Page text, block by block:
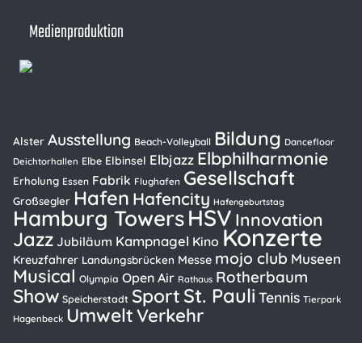
Medienproduktion
Alster Ausstellung Beach-Volleyball Bildung Dancefloor
Deichtorhallen Elbe Elbinsel Elbjazz Elbphilharmonie
Erholung Essen Fabrik Flughafen Gesellschaft
Großsegler Hafen Hafencity Hafengeburtstag
Hamburg TowersHSV Innovation
Jazz Jubiläum Kampnagel Kino Konzerte
Kreuzfahrer Landungsbrücken Messe mojo club Museen
Musical Olympia Open Air Rathaus Rotherbaum
Show Speicherstadt Sport St. Pauli Tennis Tierpark
Hagenbeck UmweltVerkehr